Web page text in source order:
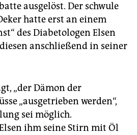
ausgelöst. Der schwule
hatte erst an einem
des Diabetologen Elsen
anschließend in seiner
„der Dämon der
„ausgetrieben werden“,
sei möglich.
ihm seine Stirn mit Öl